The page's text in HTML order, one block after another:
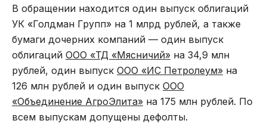
В обращении находится один выпуск облигаций
УК «Голдман Групп» на 1 млрд рублей, а также
бумаги дочерних компаний — один выпуск
облигаций ООО «ТД «Мясничий» на 34,9 млн
рублей, один выпуск ООО «ИС Петролеум» на
126 млн рублей и один выпуск ООО
«Объединение АгроЭлита» на 175 млн рублей. По
всем выпускам допущены дефолты.